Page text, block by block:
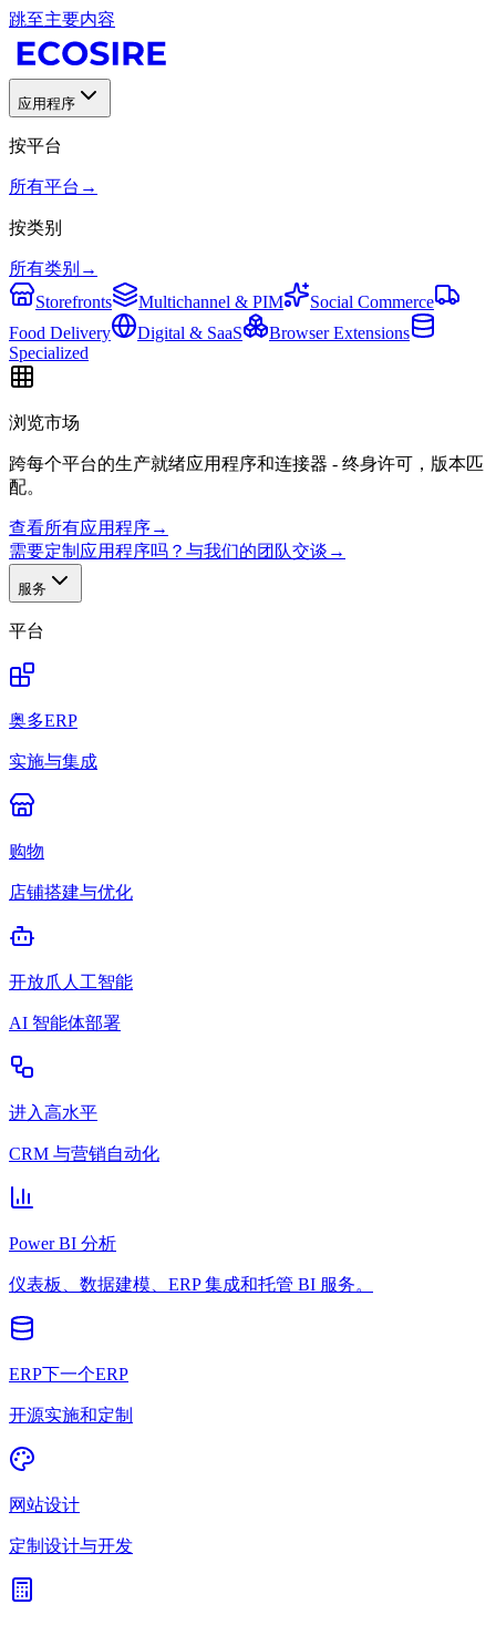
跳至主要内容
应用程序
按平台
所有平台 →
按类别
所有类别 →
Storefronts
Multichannel & PIM
Social Commerce
Food Delivery
Digital & SaaS
Browser Extensions
Specialized
浏览市场
跨每个平台的生产就绪应用程序和连接器 - 终身许可，版本匹
配。
查看所有应用程序→
需要定制应用程序吗？与我们的团队交谈 →
服务
平台
奥多ERP
实施与集成
购物
店铺搭建与优化
开放爪人工智能
AI 智能体部署
进入高水平
CRM 与营销自动化
Power BI 分析
仪表板、数据建模、ERP 集成和托管 BI 服务。
ERP下一个ERP
开源实施和定制
网站设计
定制设计与开发